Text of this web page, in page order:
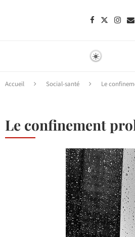
Accueil Social-santé Le
Le confinement